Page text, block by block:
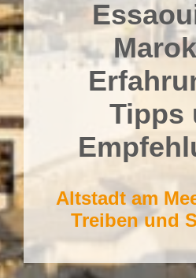
Tipps
Altstadt am
Treiben und